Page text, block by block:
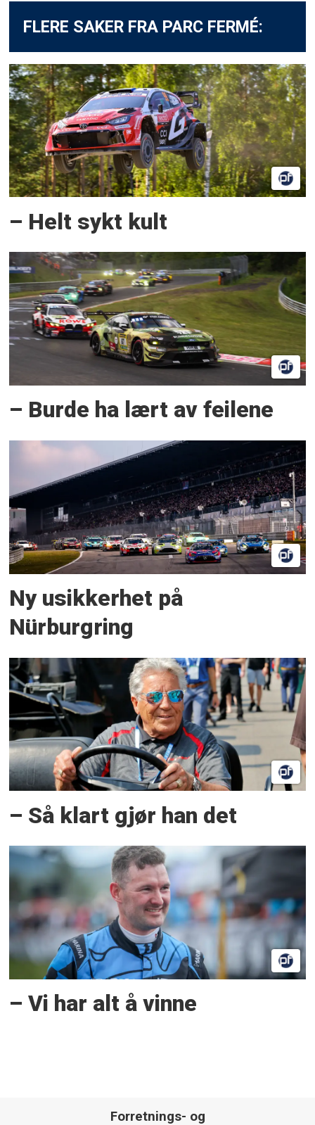
FLERE SAKER FRA PARC FERMÉ:
– Helt sykt kult
– Burde ha lært av feilene
Ny usikkerhet på
Nürburgring
– Så klart gjør han det
– Vi har alt å vinne
Forretnings- og